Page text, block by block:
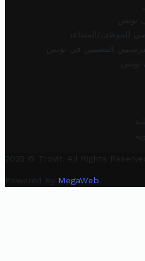
تونس
للموظف/المتقاعد
المقيمين في تونس
تونس
2025 © Trovit. All Rights
Powered By MegaWeb